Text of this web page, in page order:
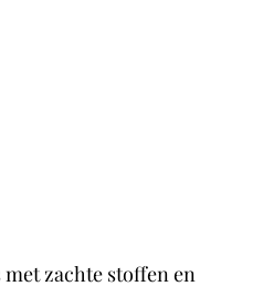
zachte stoffen en